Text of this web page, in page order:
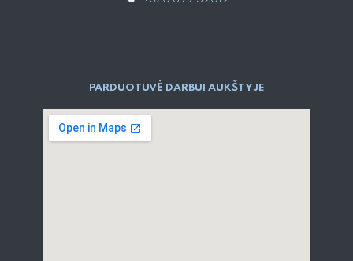
PARDUOTUVĖ DARBUI AUKŠTYJE